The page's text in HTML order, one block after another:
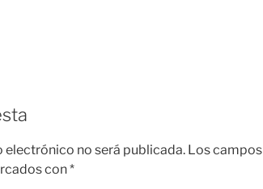
electrónico no será publicada. Los campos
con*